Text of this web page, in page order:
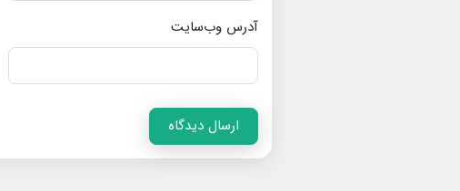
آدرس وب‌سایت
ارسال دیدگاه